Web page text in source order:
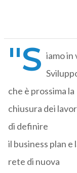
"S iamo in
che è prossima la
chiusura dei
di definire
il business plan
rete di nuova